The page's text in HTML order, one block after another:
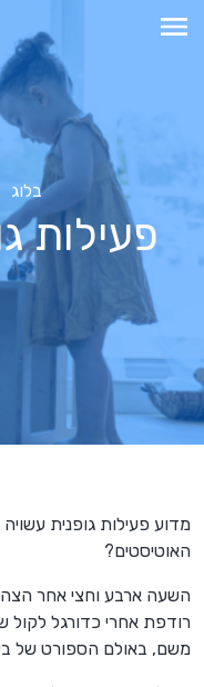
בלוג
פעילות
מדוע פעילות גופנית
האוטיסטים?
השעה ארבע וחצי אחר
רודפת אחרי כדורגל
משם, באולם הספורט של